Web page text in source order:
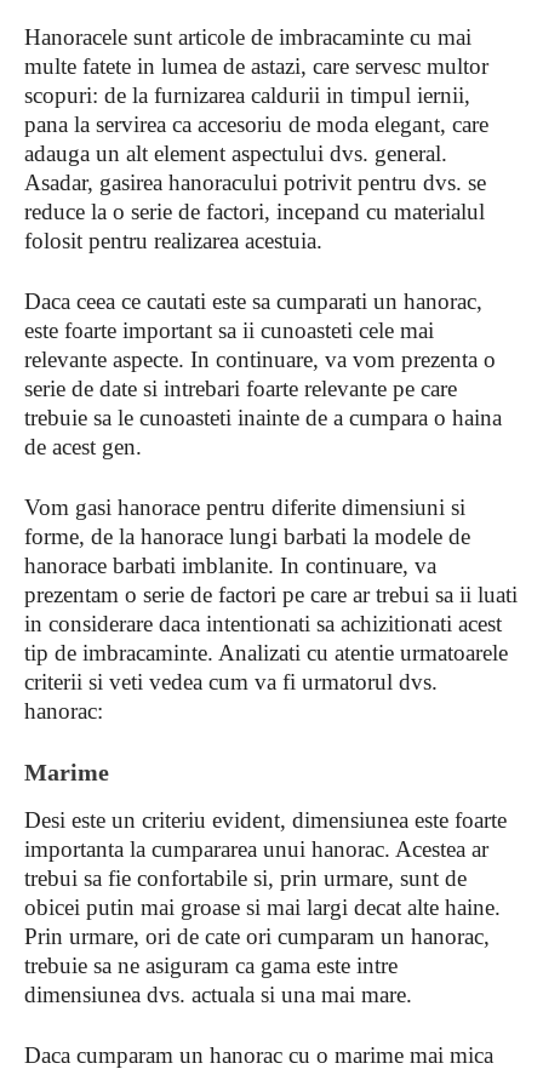
Hanoracele sunt articole de imbracaminte cu mai
multe fatete in lumea de astazi, care servesc multor
scopuri: de la furnizarea caldurii in timpul iernii,
pana la servirea ca accesoriu de moda elegant, care
adauga un alt element aspectului dvs. general.
Asadar, gasirea hanoracului potrivit pentru dvs. se
reduce la o serie de factori, incepand cu materialul
folosit pentru realizarea acestuia.
Daca ceea ce cautati este sa cumparati un hanorac,
este foarte important sa ii cunoasteti cele mai
relevante aspecte. In continuare, va vom prezenta o
serie de date si intrebari foarte relevante pe care
trebuie sa le cunoasteti inainte de a cumpara o haina
de acest gen.
Vom gasi hanorace pentru diferite dimensiuni si
forme, de la hanorace lungi barbati la modele de
hanorace barbati imblanite. In continuare, va
prezentam o serie de factori pe care ar trebui sa ii luati
in considerare daca intentionati sa achizitionati acest
tip de imbracaminte. Analizati cu atentie urmatoarele
criterii si veti vedea cum va fi urmatorul dvs.
hanorac:
Marime
Desi este un criteriu evident, dimensiunea este foarte
importanta la cumpararea unui hanorac. Acestea ar
trebui sa fie confortabile si, prin urmare, sunt de
obicei putin mai groase si mai largi decat alte haine.
Prin urmare, ori de cate ori cumparam un hanorac,
trebuie sa ne asiguram ca gama este intre
dimensiunea dvs. actuala si una mai mare.
Daca cumparam un hanorac cu o marime mai mica